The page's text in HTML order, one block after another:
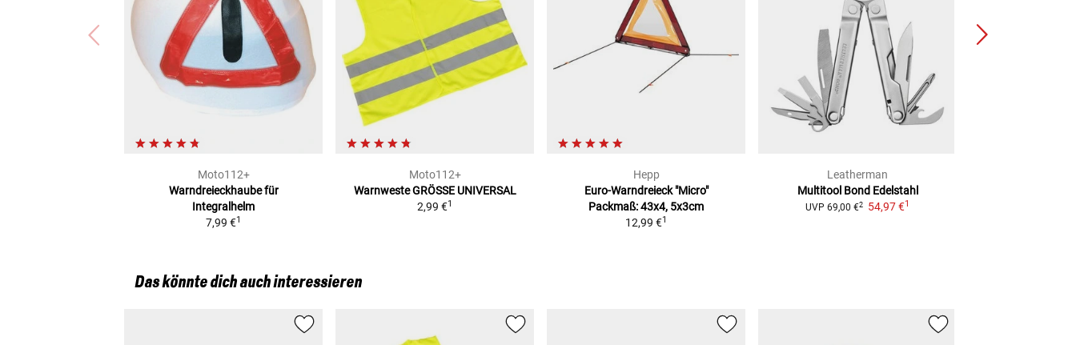
Moto112+
Warndreieckhaube für
Integralhelm
7,99 €1
Moto112+
Warnweste GRÖSSE UNIVERSAL
2,99 €1
Hepp
Euro-Warndreieck "Micro"
Packmaß: 43x4, 5x3cm
12,99 €1
Leatherman
Multitool Bond Edelstahl
UVP 69,00 €2 54,97 €1
Das könnte dich auch interessieren